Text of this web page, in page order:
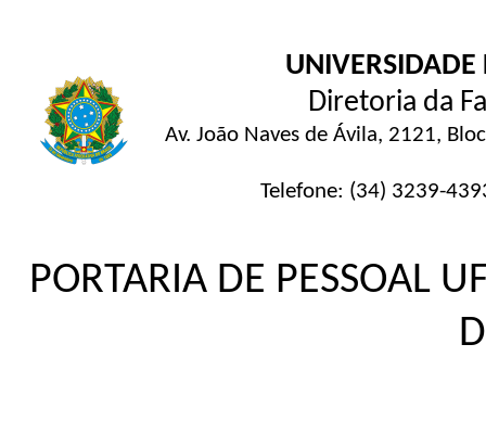
UNIVERSIDADE
Diretoria da
Av. João Naves de Ávila, 2121,
Telefone: (34) 3239-
PORTARIA DE PESSOAL